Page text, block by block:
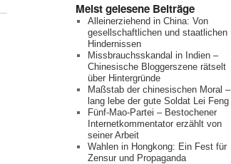
Meist gelesene Beiträge
Alleinerziehend in China: Von
gesellschaftlichen und staatlichen
Hindernissen
Missbrauchsskandal in Indien –
Chinesische Bloggerszene rätselt
über Hintergründe
Maßstab der chinesischen Moral –
lang lebe der gute Soldat Lei Feng
Fünf-Mao-Partei – Bestochener
Internetkommentator erzählt von
seiner Arbeit
Wahlen in Hongkong: Ein Fest für
Zensur und Propaganda